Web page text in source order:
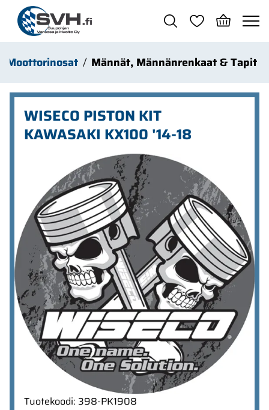
Siirry pääsisältöön
Moottorinosat Männät, Männänrenkaat & Tapit
WISECO PISTON KIT
KAWASAKI KX100 '14-18
Tuotekoodi: 398-PK1908